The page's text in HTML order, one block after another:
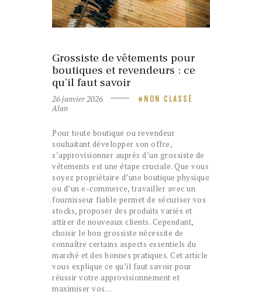
26 janvier 2026
Grossiste de vêtements pour
boutiques et revendeurs : ce
qu’il faut savoir
26 janvier 2026 NON CLASSÉ
Alan
Pour toute boutique ou revendeur
souhaitant développer son offre,
s’approvisionner auprès d’un grossiste de
vêtements est une étape cruciale. Que vous
soyez propriétaire d’une boutique physique
ou d’un e-commerce, travailler avec un
fournisseur fiable permet de sécuriser vos
stocks, proposer des produits variés et
attirer de nouveaux clients. Cependant,
choisir le bon grossiste nécessite de
connaître certains aspects essentiels du
marché et des bonnes pratiques. Cet article
vous explique ce qu’il faut savoir pour
réussir votre approvisionnement et
maximiser vos…